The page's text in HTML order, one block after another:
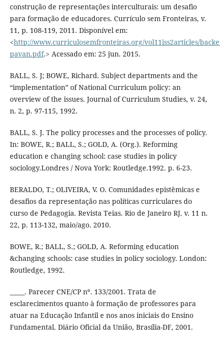
construção de representações interculturais: um desafio
para formação de educadores. Currículo sem Fronteiras, v.
11, p. 108-119, 2011. Disponível em:
<http://www.curriculosemfronteiras.org/vol11iss2articles/
pavan.pdf.> Acessado em: 25 jun. 2015.
BALL, S. J; BOWE, Richard. Subject departments and the
“implementation” of National Curriculum policy: an
overview of the issues. Journal of Curriculum Studies, v. 24,
n. 2, p. 97-115, 1992.
BALL, S. J. The policy processes and the processes of policy.
In: BOWE, R.; BALL, S.; GOLD, A. (Org.). Reforming
education e changing school: case studies in policy
sociology.Londres / Nova York: Routledge.1992. p. 6-23.
BERALDO, T.; OLIVEIRA, V. O. Comunidades epistêmicas e
desafios da representação nas políticas curriculares do
curso de Pedagogia. Revista Teias. Rio de Janeiro RJ. v. 11 n.
22, p. 113-132, maio/ago. 2010.
BOWE, R.; BALL, S.; GOLD, A. Reforming education
&changing schools: case studies in policy sociology. London:
Routledge, 1992.
_____. Parecer CNE/CP nº. 133/2001. Trata de
esclarecimentos quanto à formação de professores para
atuar na Educação Infantil e nos anos iniciais do Ensino
Fundamental. Diário Oficial da União, Brasília-DF, 2001.